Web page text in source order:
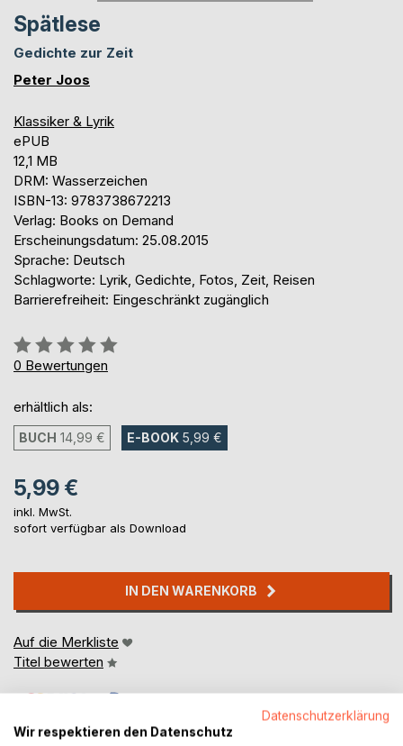
Spätlese
Gedichte zur Zeit
Peter Joos
Klassiker & Lyrik
ePUB
12,1 MB
DRM: Wasserzeichen
ISBN-13: 9783738672213
Verlag: Books on Demand
Erscheinungsdatum: 25.08.2015
Sprache: Deutsch
Schlagworte: Lyrik, Gedichte, Fotos, Zeit, Reisen
Barrierefreiheit: Eingeschränkt zugänglich
Bewertung::
0%
0 Bewertungen
erhältlich als:
BUCH 14,99 € E-BOOK 5,99 €
5,99 €
inkl. MwSt.
sofort verfügbar als Download
IN DEN WARENKORB
Auf die Merkliste
Titel bewerten
Datenschutzerklärung
Wir respektieren den Datenschutz